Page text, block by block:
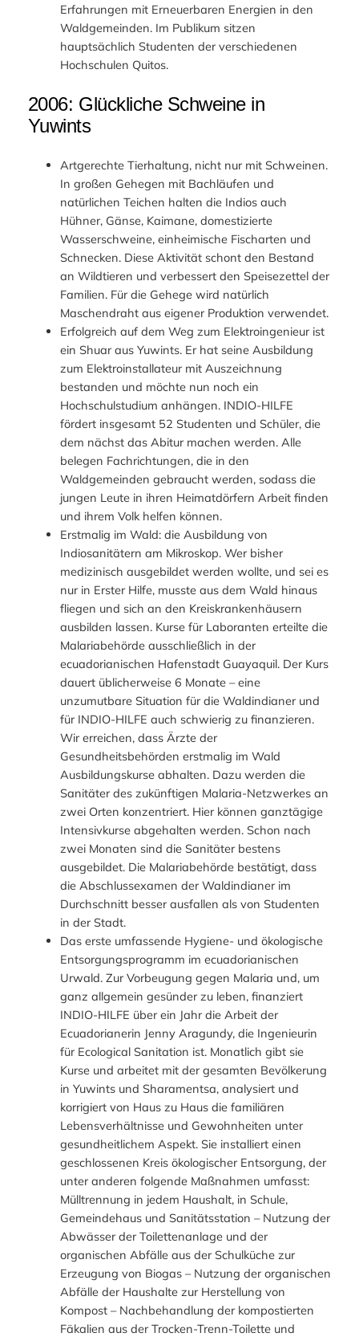
Erfahrungen mit Erneuerbaren Energien in den
Waldgemeinden. Im Publikum sitzen
hauptsächlich Studenten der verschiedenen
Hochschulen Quitos.
2006: Glückliche Schweine in
Yuwints
Artgerechte Tierhaltung, nicht nur mit Schweinen.
In großen Gehegen mit Bachläufen und
natürlichen Teichen halten die Indios auch
Hühner, Gänse, Kaimane, domestizierte
Wasserschweine, einheimische Fischarten und
Schnecken. Diese Aktivität schont den Bestand
an Wildtieren und verbessert den Speisezettel der
Familien. Für die Gehege wird natürlich
Maschendraht aus eigener Produktion verwendet.
Erfolgreich auf dem Weg zum Elektroingenieur ist
ein Shuar aus Yuwints. Er hat seine Ausbildung
zum Elektroinstallateur mit Auszeichnung
bestanden und möchte nun noch ein
Hochschulstudium anhängen. INDIO-HILFE
fördert insgesamt 52 Studenten und Schüler, die
dem nächst das Abitur machen werden. Alle
belegen Fachrichtungen, die in den
Waldgemeinden gebraucht werden, sodass die
jungen Leute in ihren Heimatdörfern Arbeit finden
und ihrem Volk helfen können.
Erstmalig im Wald: die Ausbildung von
Indiosanitätern am Mikroskop. Wer bisher
medizinisch ausgebildet werden wollte, und sei es
nur in Erster Hilfe, musste aus dem Wald hinaus
fliegen und sich an den Kreiskrankenhäusern
ausbilden lassen. Kurse für Laboranten erteilte die
Malariabehörde ausschließlich in der
ecuadorianischen Hafenstadt Guayaquil. Der Kurs
dauert üblicherweise 6 Monate – eine
unzumutbare Situation für die Waldindianer und
für INDIO-HILFE auch schwierig zu finanzieren.
Wir erreichen, dass Ärzte der
Gesundheitsbehörden erstmalig im Wald
Ausbildungskurse abhalten. Dazu werden die
Sanitäter des zukünftigen Malaria-Netzwerkes an
zwei Orten konzentriert. Hier können ganztägige
Intensivkurse abgehalten werden. Schon nach
zwei Monaten sind die Sanitäter bestens
ausgebildet. Die Malariabehörde bestätigt, dass
die Abschlussexamen der Waldindianer im
Durchschnitt besser ausfallen als von Studenten
in der Stadt.
Das erste umfassende Hygiene- und ökologische
Entsorgungsprogramm im ecuadorianischen
Urwald. Zur Vorbeugung gegen Malaria und, um
ganz allgemein gesünder zu leben, finanziert
INDIO-HILFE über ein Jahr die Arbeit der
Ecuadorianerin Jenny Aragundy, die Ingenieurin
für Ecological Sanitation ist. Monatlich gibt sie
Kurse und arbeitet mit der gesamten Bevölkerung
in Yuwints und Sharamentsa, analysiert und
korrigiert von Haus zu Haus die familiären
Lebensverhältnisse und Gewohnheiten unter
gesundheitlichem Aspekt. Sie installiert einen
geschlossenen Kreis ökologischer Entsorgung, der
unter anderen folgende Maßnahmen umfasst:
Mülltrennung in jedem Haushalt, in Schule,
Gemeindehaus und Sanitätsstation – Nutzung der
Abwässer der Toilettenanlage und der
organischen Abfälle aus der Schulküche zur
Erzeugung von Biogas – Nutzung der organischen
Abfälle der Haushalte zur Herstellung von
Kompost – Nachbehandlung der kompostierten
Fäkalien aus der Trocken-Trenn-Toilette und